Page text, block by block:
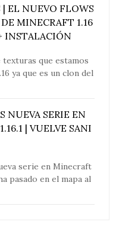
EL NUEVO FLOWS
MINECRAFT 1.16
INSTALACIÓN
que estamos
ya que es un clon del
NUEVA SERIE EN
| VUELVE SANI
serie en Minecraft
pasado en el mapa al